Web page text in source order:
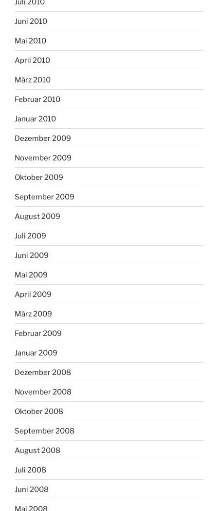
Juli 2010
Juni 2010
Mai 2010
April 2010
März 2010
Februar 2010
Januar 2010
Dezember 2009
November 2009
Oktober 2009
September 2009
August 2009
Juli 2009
Juni 2009
Mai 2009
April 2009
März 2009
Februar 2009
Januar 2009
Dezember 2008
November 2008
Oktober 2008
September 2008
August 2008
Juli 2008
Juni 2008
Mai 2008